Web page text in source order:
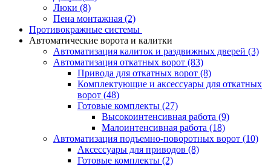
Люки (8)
Пена монтажная (2)
Противокражные системы
Автоматические ворота и калитки
Автоматизация калиток и раздвижных дверей (3)
Автоматизация откатных ворот (83)
Привода для откатных ворот (8)
Комплектующие и аксессуары для откатных
ворот (48)
Готовые комплекты (27)
Высокоинтенсивная работа (9)
Малоинтенсивная работа (18)
Автоматизация подъемно-поворотных ворот (10)
Аксессуары для приводов (8)
Готовые комплекты (2)